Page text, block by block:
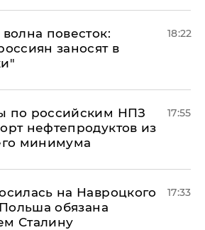
повесток:
заносят в
18:22
по российским НПЗ
нефтепродуктов из
минимума
17:55
на Навроцкого
обязана
Сталину
17:33